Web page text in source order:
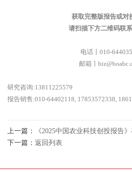
获取完整版报告或对
请扫描下方二维码联
电话丨010-
邮箱丨
研究咨询:13811225579
报告销售:010-64402118, 17853572338,
上一篇：
《2025中国农业科技创投报告
下一篇： 返回列表